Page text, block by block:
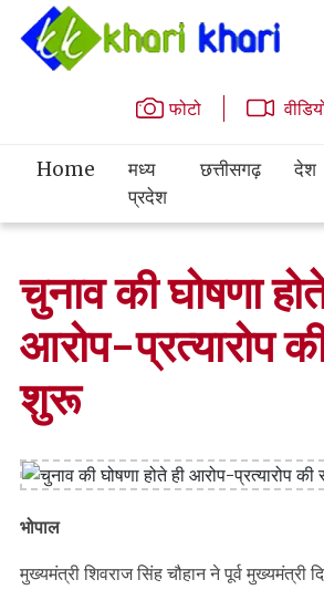
फोटो
Home
मध्य
प्रदेश
छत्तीसगढ़ देश
चुनाव की घोषणा
आरोप-प्रत्यारोप
शुरू
भोपाल
मुख्यमंत्री शिवराज सिंह चौहान ने पूर्व मुख्यमंत्री